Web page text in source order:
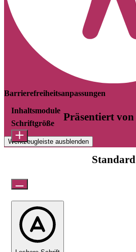
Barrierefreiheitsanpassungen
Präsentiert von
Werkzeugleiste ausblenden
Inhaltsmodule
Schriftgröße
Standard